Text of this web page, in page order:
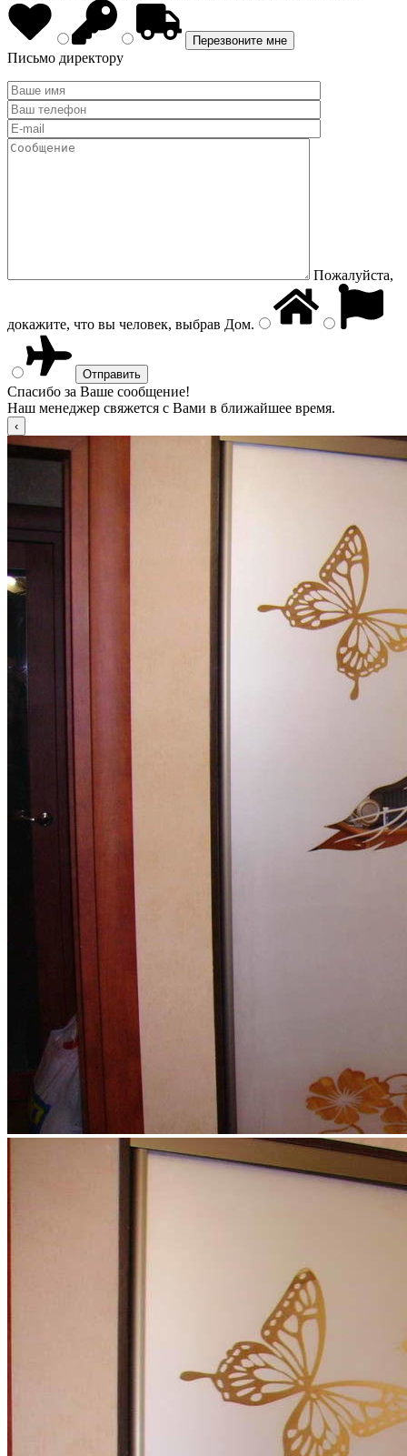
Письмо директору
Пожалуйста,
докажите, что вы человек, выбрав Дом.
Спасибо за Ваше сообщение!
Наш менеджер свяжется с Вами в ближайшее время.